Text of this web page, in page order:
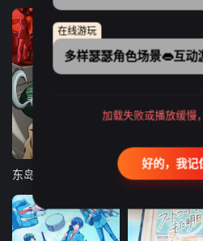
古诺希亚
在线游玩
多样瑟瑟角色场景👄互动
加载失败或播放缓慢
好的，我记